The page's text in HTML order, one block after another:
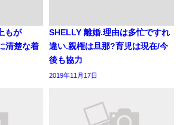
もが
清楚な着
SHELLY 離婚.理由は多忙ですれ
違い.親権は旦那?育児は現在/今
後も協力
2019年11月17日